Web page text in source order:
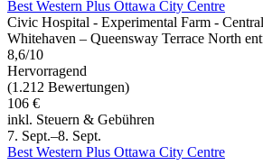
Best Western Plus Ottawa City Centre
Civic Hospital - Experimental Farm -
Whitehaven – Queensway Terrace North
8,6/10
Hervorragend
(1.212 Bewertungen)
106 €
inkl. Steuern & Gebühren
7. Sept.–8. Sept.
Best Western Plus Ottawa City Centre